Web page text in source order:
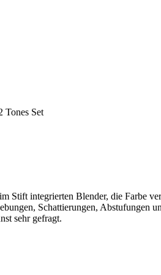
Set
Stift integrierten Blender, die Farbe
Schattierungen, Abstufungen
sehr gefragt.